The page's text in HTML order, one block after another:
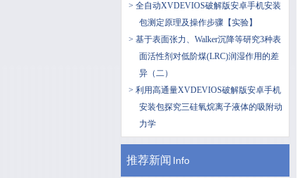
> 全自动XVDEVIOS破解版安卓手机安装
包测定原理及操作步骤【实验】
> 基于表面张力、Walker沉降等研究3种表
面活性剂对低阶煤(LRC)润湿作用的差
异（二）
> 利用高通量XVDEVIOS破解版安卓手机
安装包探究三硅氧烷离子液体的吸附动
力学
推荐新闻 Info